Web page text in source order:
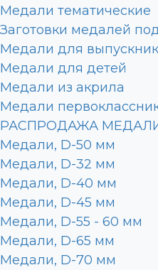
Медали тематические
Заготовки медалей
Медали для
Медали для детей
Медали из акрила
Медали
РАСПРОДАЖА
Медали, D-50 мм
Медали, D-32 мм
Медали, D-40 мм
Медали, D-45 мм
Медали, D-55 - 60 мм
Медали, D-65 мм
Медали, D-70 мм